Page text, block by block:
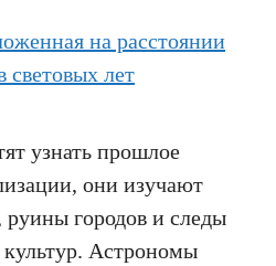
узнать прошлое
они изучают
руины городов и следы
Астрономы